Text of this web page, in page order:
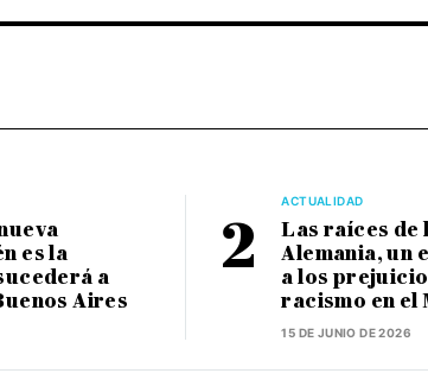
es la
a
Aires
ACTUALIDAD
Las raíces de
Alemania, un
a los
racismo en el
15 DE JUNIO DE 2026